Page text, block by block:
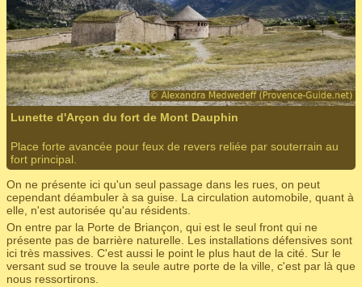
Lunette d'Arçon du fort de Mont Dauphin
Place forte avancée pour feux de revers reliée par souterrain au
fort principal.
On ne présente ici qu'un seul passage dans les rues, on peut
cependant déambuler à sa guise. La circulation automobile, quant à
elle, n'est autorisée qu'au résidents.
On entre par la Porte de Briançon, qui est le seul front qui ne
présente pas de barrière naturelle. Les installations défensives sont
ici très massives. C'est aussi le point le plus haut de la cité. Sur le
versant sud se trouve la seule autre porte de la ville, c'est par là que
nous ressortirons.